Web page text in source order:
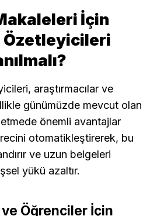
İçin
Özetleyicileri
araştırmacılar ve
günümüzde mevcut olan
önemli avantajlar
otomatikleştirerek, bu
ve uzun belgeleri
yükü azaltır.
ve Öğrenciler İçin